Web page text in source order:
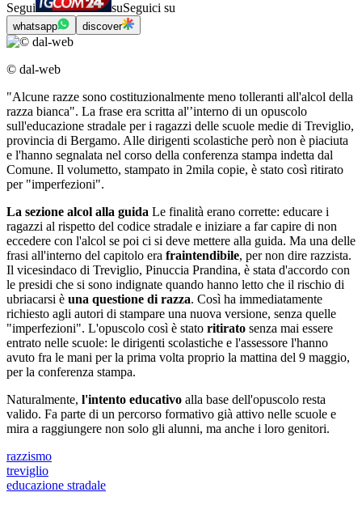
Segui suSeguici su
whatsapp discover
© dal-web
"Alcune razze sono costituzionalmente meno tolleranti all'alcol della
razza bianca". La frase era scritta al'’interno di un opuscolo
sull'educazione stradale per i ragazzi delle scuole medie di Treviglio,
provincia di Bergamo. Alle dirigenti scolastiche però non è piaciuta
e l'hanno segnalata nel corso della conferenza stampa indetta dal
Comune. Il volumetto, stampato in 2mila copie, è stato così ritirato
per "imperfezioni".
La sezione alcol alla guida Le finalità erano corrette: educare i
ragazzi al rispetto del codice stradale e iniziare a far capire di non
eccedere con l'alcol se poi ci si deve mettere alla guida. Ma una delle
frasi all'interno del capitolo era fraintendibile, per non dire razzista.
Il vicesindaco di Treviglio, Pinuccia Prandina, è stata d'accordo con
le presidi che si sono indignate quando hanno letto che il rischio di
ubriacarsi è una questione di razza. Così ha immediatamente
richiesto agli autori di stampare una nuova versione, senza quelle
"imperfezioni". L'opuscolo così è stato ritirato senza mai essere
entrato nelle scuole: le dirigenti scolastiche e l'assessore l'hanno
avuto fra le mani per la prima volta proprio la mattina del 9 maggio,
per la conferenza stampa.
Naturalmente, l'intento educativo alla base dell'opuscolo resta
valido. Fa parte di un percorso formativo già attivo nelle scuole e
mira a raggiungere non solo gli alunni, ma anche i loro genitori.
razzismo
treviglio
educazione stradale